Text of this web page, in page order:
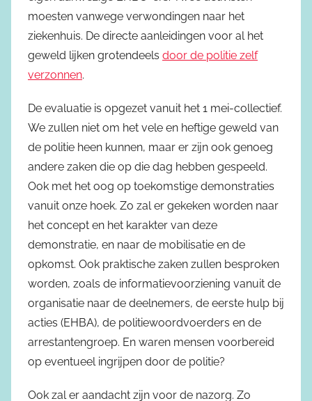
moesten vanwege verwondingen naar het
ziekenhuis. De directe aanleidingen voor al het
geweld lijken grotendeels door de politie zelf
verzonnen.
De evaluatie is opgezet vanuit het 1 mei-collectief.
We zullen niet om het vele en heftige geweld van
de politie heen kunnen, maar er zijn ook genoeg
andere zaken die op die dag hebben gespeeld.
Ook met het oog op toekomstige demonstraties
vanuit onze hoek. Zo zal er gekeken worden naar
het concept en het karakter van deze
demonstratie, en naar de mobilisatie en de
opkomst. Ook praktische zaken zullen besproken
worden, zoals de informatievoorziening vanuit de
organisatie naar de deelnemers, de eerste hulp bij
acties (EHBA), de politiewoordvoerders en de
arrestantengroep. En waren mensen voorbereid
op eventueel ingrijpen door de politie?
Ook zal er aandacht zijn voor de nazorg. Zo